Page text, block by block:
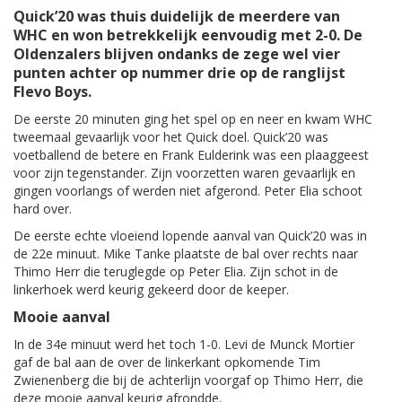
Quick’20 was thuis duidelijk de meerdere van
WHC en won betrekkelijk eenvoudig met 2-0. De
Oldenzalers blijven ondanks de zege wel vier
punten achter op nummer drie op de ranglijst
Flevo Boys.
De eerste 20 minuten ging het spel op en neer en kwam WHC
tweemaal gevaarlijk voor het Quick doel. Quick’20 was
voetballend de betere en Frank Eulderink was een plaaggeest
voor zijn tegenstander. Zijn voorzetten waren gevaarlijk en
gingen voorlangs of werden niet afgerond. Peter Elia schoot
hard over.
De eerste echte vloeiend lopende aanval van Quick’20 was in
de 22e minuut. Mike Tanke plaatste de bal over rechts naar
Thimo Herr die teruglegde op Peter Elia. Zijn schot in de
linkerhoek werd keurig gekeerd door de keeper.
Mooie aanval
In de 34e minuut werd het toch 1-0. Levi de Munck Mortier
gaf de bal aan de over de linkerkant opkomende Tim
Zwienenberg die bij de achterlijn voorgaf op Thimo Herr, die
deze mooie aanval keurig afrondde.